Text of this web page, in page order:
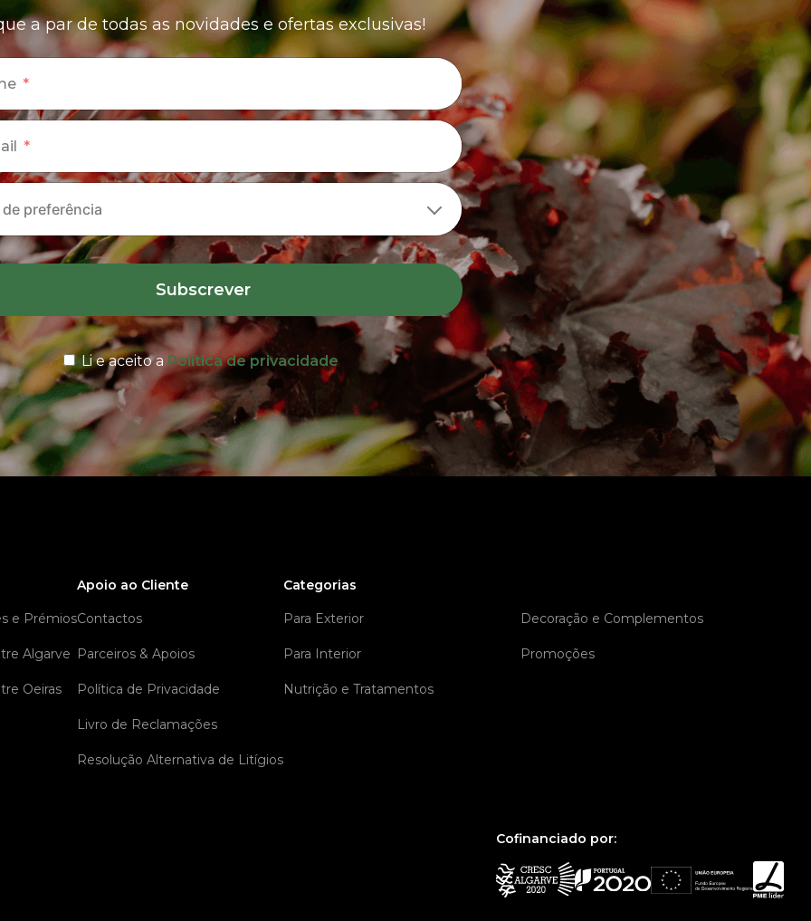
a par de todas as novidades e ofertas exclusivas!
Subscrever
Li e aceito a Política de privacidade
e Prémios
Algarve
Oeiras
Apoio ao Cliente
Contactos
Parceiros & Apoios
Política de Privacidade
Livro de Reclamações
Resolução Alternativa de Litígios
Categorias
Para Exterior
Para Interior
Nutrição e Tratamentos
Decoração e Complementos
Promoções
Cofinanciado por: